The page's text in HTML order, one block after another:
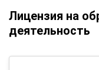
Лицензия на
деятельность